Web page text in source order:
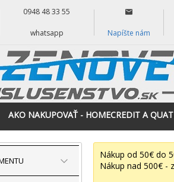
0948 48 33 55
whatsapp Napíšte nám
AKO NAKUPOVAŤ - HOMECREDIT A
Nákup od 50€ do
Nákup nad 500€ -